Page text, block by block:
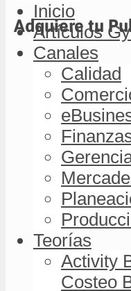
Adquiere tu
Inicio
Artículos
Canales
Calidad
Teorías
Activity
Costeo